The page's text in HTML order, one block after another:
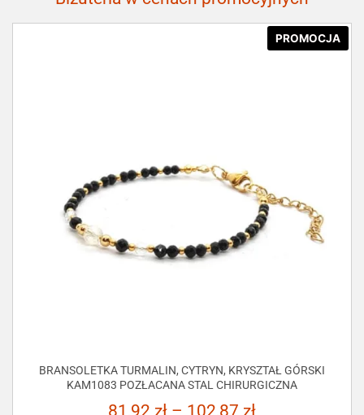
PROMOCJA
BRANSOLETKA TURMALIN, CYTRYN, KRYSZTAŁ GÓRSKI
KAM1083 POZŁACANA STAL CHIRURGICZNA
81,92 zł – 102,87 zł